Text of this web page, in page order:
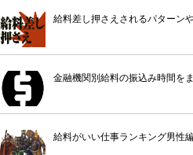
給料差し押さえされるパターン
金融機関別給料の振込み時間を
給料がいい仕事ランキング男性